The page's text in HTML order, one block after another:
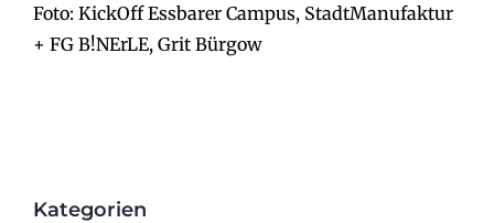
Foto: KickOff Essbarer Campus, StadtManufaktur
+ FG B!NErLE, Grit Bürgow
Kategorien